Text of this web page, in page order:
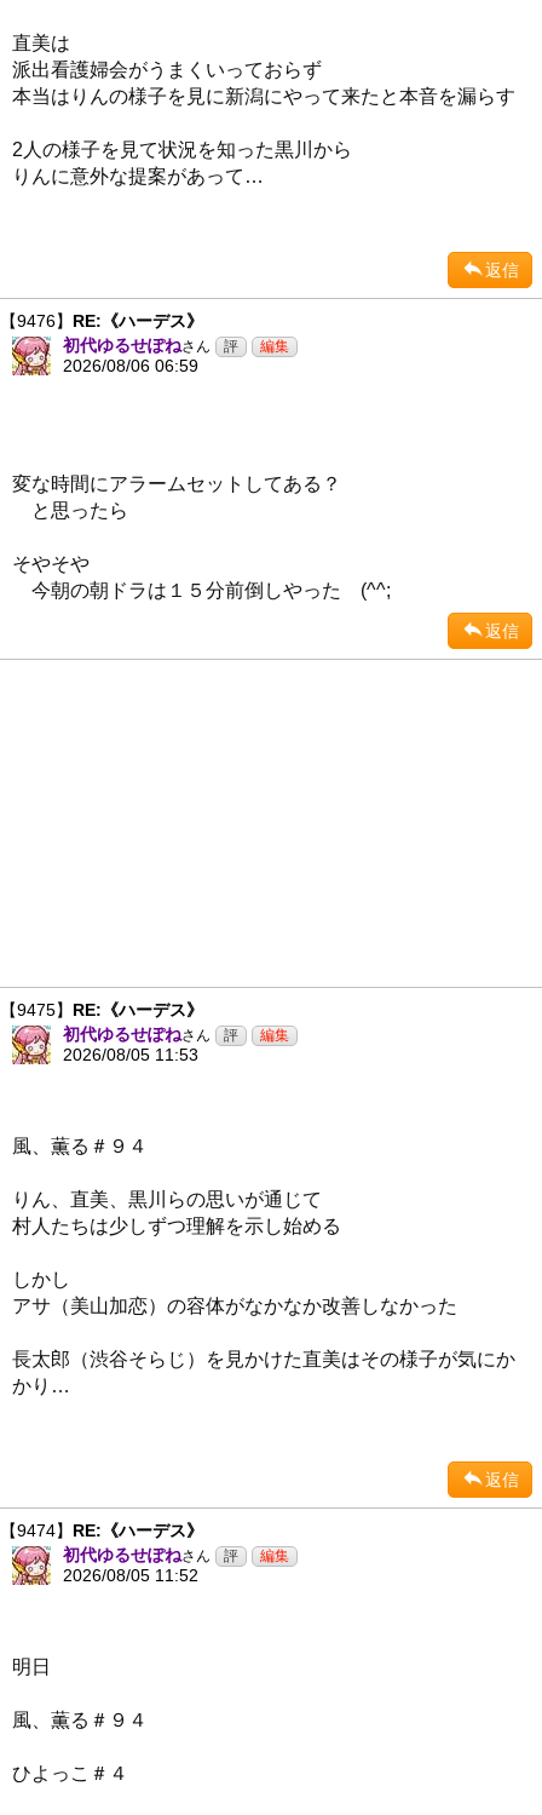
直美は
派出看護婦会がうまくいっておらず
本当はりんの様子を見に新潟にやって来たと本音を漏らす
2人の様子を見て状況を知った黒川から
りんに意外な提案があって…
返信
【9476】 RE:《ハーデス》
初代ゆるせぽねさん
2026/08/06 06:59
変な時間にアラームセットしてある？
と思ったら
そやそや
今朝の朝ドラは１５分前倒しやった (^^;
返信
【9475】 RE:《ハーデス》
初代ゆるせぽねさん
2026/08/05 11:53
風、薫る＃９４
りん、直美、黒川らの思いが通じて
村人たちは少しずつ理解を示し始める
しかし
アサ（美山加恋）の容体がなかなか改善しなかった
長太郎（渋谷そらじ）を見かけた直美はその様子が気にか
かり…
返信
【9474】 RE:《ハーデス》
初代ゆるせぽねさん
2026/08/05 11:52
明日
風、薫る＃９４
ひよっこ＃４